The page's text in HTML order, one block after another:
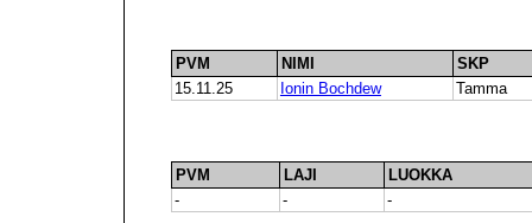
PVM NIMI
SKP
15.11.25
Ionin Bochdew Tamma
PVM LAJI
LUOKKA
-
- -